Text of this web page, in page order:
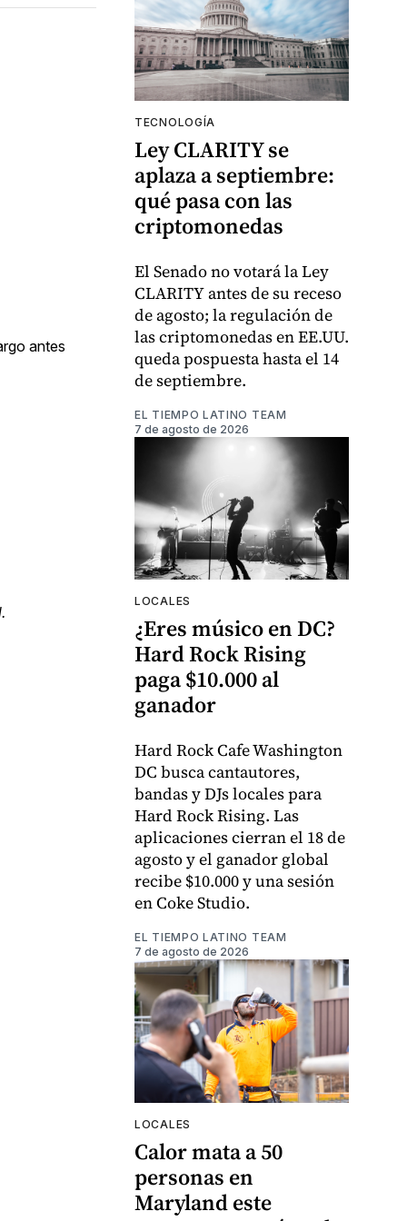
antes
TECNOLOGÍA
Ley CLARITY se
aplaza a septiembre:
qué pasa con las
criptomonedas
El Senado no votará la Ley
CLARITY antes de su receso
de agosto; la regulación de
las criptomonedas en EE.UU.
queda pospuesta hasta el 14
de septiembre.
EL TIEMPO LATINO TEAM
7 de agosto de 2026
LOCALES
¿Eres músico en DC?
Hard Rock Rising
paga $10.000 al
ganador
Hard Rock Cafe Washington
DC busca cantautores,
bandas y DJs locales para
Hard Rock Rising. Las
aplicaciones cierran el 18 de
agosto y el ganador global
recibe $10.000 y una sesión
en Coke Studio.
EL TIEMPO LATINO TEAM
7 de agosto de 2026
LOCALES
Calor mata a 50
personas en
Maryland este